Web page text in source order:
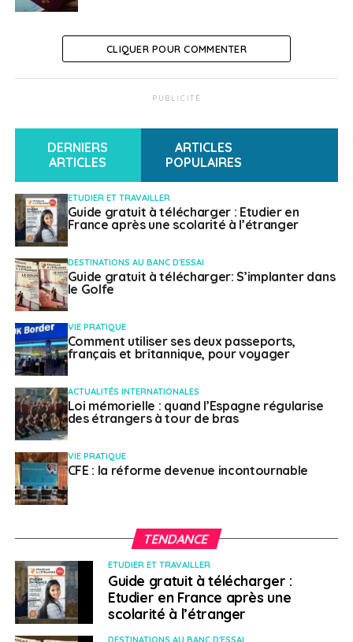
Il distribue le vin français aux États-Unis
NE RATEZ PAS
InMemori : le site internet ultime
CLIQUER POUR COMMENTER
PUBLICITÉ
DERNIERS
ARTICLES
ARTICLES
POPULAIRES
ETUDIER ET TRAVAILLER
Guide gratuit à télécharger : Etudier en
France après une scolarité à l’étranger
DESTINATIONS AU BANC D'ESSAI
Guide gratuit à télécharger: S’implanter dans
le Golfe
VIE PRATIQUE
Comment utiliser ses deux passeports,
français et britannique, pour voyager
ACTUALITÉS INTERNATIONALES
Loi mémorielle : quand l’Espagne régularise
des étrangers à tour de bras
VIE PRATIQUE
CFE : la réforme devenue incontournable
TENDANCE
ETUDIER ET TRAVAILLER
Guide gratuit à télécharger :
Etudier en France après une
scolarité à l’étranger
DESTINATIONS AU BANC D'ESSAI